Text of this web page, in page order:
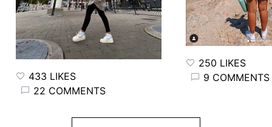
433 LIKES
22 COMMENTS
250 LIKES
9 COMMENTS